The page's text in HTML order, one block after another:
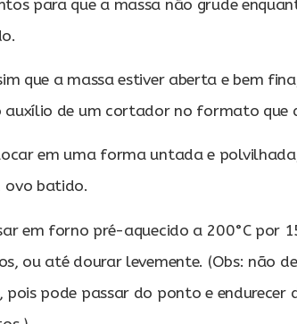
para que a massa não grude
que a massa estiver aberta e bem
auxílio de um cortador no formato que
em uma forma untada e
ovo batido.
em forno pré-aquecido a 200°C por
ou até dourar levemente. (Obs: não
pois pode passar do ponto e endurecer